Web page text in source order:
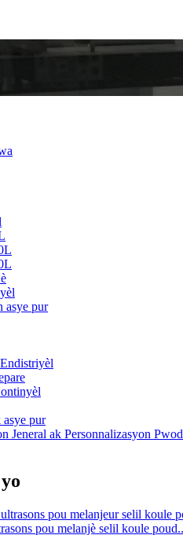
asye pur
asye pur
Jeneral ak Personnalizasyon
pou melanjè selil koule